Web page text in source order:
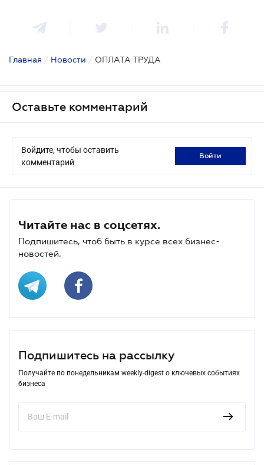
Главная / Новости / ОПЛАТА ТРУДА
Оставьте комментарий
Войдите, чтобы оставить
комментарий
войти
Читайте нас в соцсетях.
Подпишитесь, чтоб быть в курсе всех бизнес-
новостей.
Подпишитесь на рассылку
Получайте по понедельникам weekly-digest о ключевых событиях
бизнеса